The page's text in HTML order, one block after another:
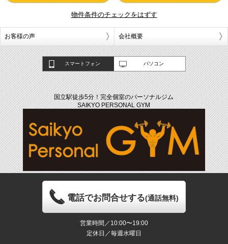
物件条件のチェックをはずす
お客様の声 会社概要
スマートフォン パソコン
国立駅徒歩5分！完全個室のパーソナルジム
SAIKYO PERSONAL GYM
電話でお問合せする(通話無料)
営業時間／10:00〜19:00
定休日／毎週水曜日